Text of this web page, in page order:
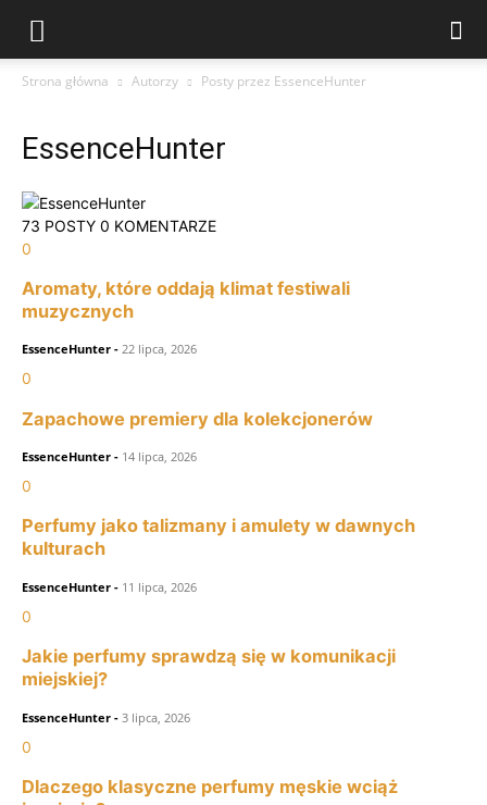
Strona główna Autorzy Posty przez EssenceHunter
EssenceHunter
73 POSTY 0 KOMENTARZE
0
Aromaty, które oddają klimat festiwali
muzycznych
EssenceHunter - 22 lipca, 2026
0
Zapachowe premiery dla kolekcjonerów
EssenceHunter - 14 lipca, 2026
0
Perfumy jako talizmany i amulety w dawnych
kulturach
EssenceHunter - 11 lipca, 2026
0
Jakie perfumy sprawdzą się w komunikacji
miejskiej?
EssenceHunter - 3 lipca, 2026
0
Dlaczego klasyczne perfumy męskie wciąż